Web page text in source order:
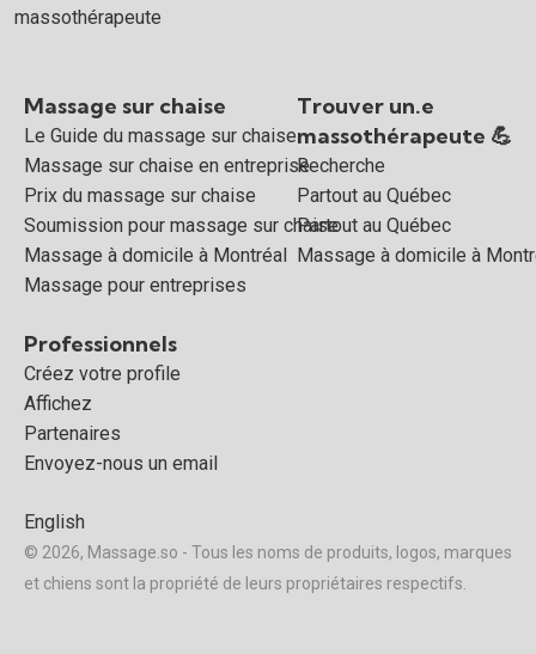
massothérapeute
Massage sur chaise
Le Guide du massage sur chaise
Massage sur chaise en entreprise
Prix du massage sur chaise
Soumission pour massage sur chaise
Massage à domicile à Montréal
Massage pour entreprises
Trouver un.e
massothérapeute 💪
Recherche
Partout au Québec
Partout au Québec
Massage à domicile à
Professionnels
Créez votre profile
Affichez
Partenaires
Envoyez-nous un email
English
© 2026, Massage.so - Tous les noms de produits, logos, marques
et chiens sont la propriété de leurs propriétaires respectifs.